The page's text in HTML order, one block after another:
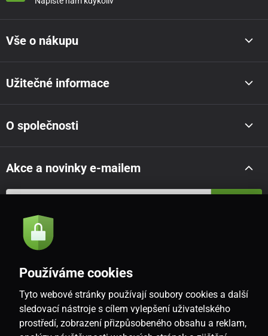
Vše o nákupu
Užitečné informace
O společnosti
Akce a novinky e-mailem
Souhlasím se
CZ
Používáme cookies
Tyto webové stránky používají soubory cookies a další
sledovací nástroje s cílem vylepšení uživatelského
prostředí, zobrazení přizpůsobeného obsahu a reklam,